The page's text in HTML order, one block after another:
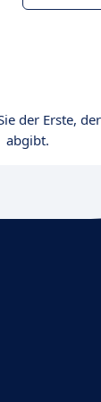
der Erste,
abgibt.